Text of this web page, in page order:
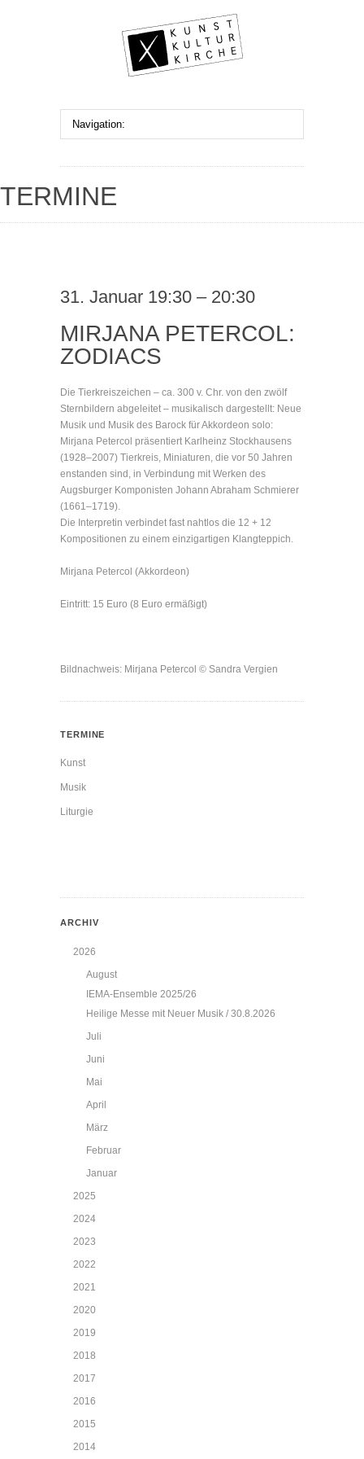
TERMINE
31. Januar 19:30 – 20:30
MIRJANA PETERCOL:
ZODIACS
Die Tierkreiszeichen – ca. 300 v. Chr. von den zwölf
Sternbildern abgeleitet – musikalisch dargestellt: Neue
Musik und Musik des Barock für Akkordeon solo:
Mirjana Petercol präsentiert Karlheinz Stockhausens
(1928–2007) Tierkreis, Miniaturen, die vor 50 Jahren
enstanden sind, in Verbindung mit Werken des
Augsburger Komponisten Johann Abraham Schmierer
(1661–1719).
Die Interpretin verbindet fast nahtlos die 12 + 12
Kompositionen zu einem einzigartigen Klangteppich.
Mirjana Petercol (Akkordeon)
Eintritt: 15 Euro (8 Euro ermäßigt)
Bildnachweis: Mirjana Petercol © Sandra Vergien
TERMINE
Kunst
Musik
Liturgie
ARCHIV
2026
August
IEMA-Ensemble 2025/26
Heilige Messe mit Neuer Musik / 30.8.2026
Juli
Juni
Mai
April
März
Februar
Januar
2025
2024
2023
2022
2021
2020
2019
2018
2017
2016
2015
2014